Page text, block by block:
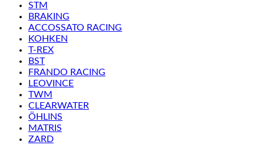
STM
BRAKING
ACCOSSATO RACING
KOHKEN
T-REX
BST
FRANDO RACING
LEOVINCE
TWM
CLEARWATER
ÖHLINS
MATRIS
ZARD